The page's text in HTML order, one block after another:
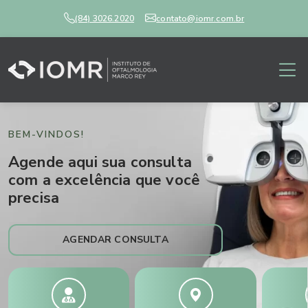
(84) 3026.2020 contato@iomr.com.br
BEM-VINDOS!
Agende aqui sua consulta
com a excelência que você
precisa
AGENDAR CONSULTA